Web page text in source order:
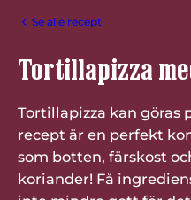
Se alle recept
Tortillapizza
Tortillapizza kan göras
recept är en perfekt
som botten, färskost
koriander! Få